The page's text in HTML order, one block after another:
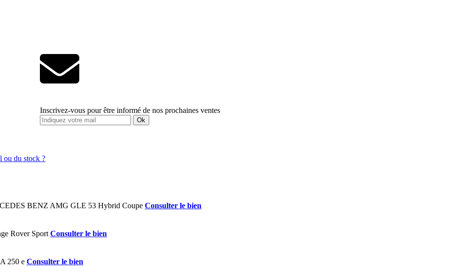
Inscrivez-vous pour être informé de nos prochaines ventes
Ok
Consulter le bien
Consulter le bien
Consulter le bien